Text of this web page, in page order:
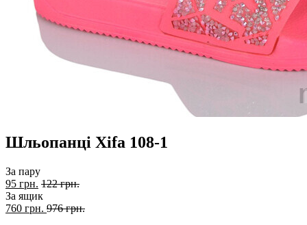
Шльопанці Xifa 108-1
За пару
95 грн. 122 грн.
За ящик
760 грн. 976 грн.